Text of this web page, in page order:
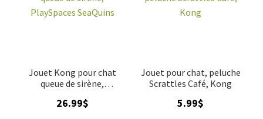
Jouet Kong pour chat
queue de sirène,
26.99$
Jouet pour chat, peluche
Scrattles Café, Kong
5.99$